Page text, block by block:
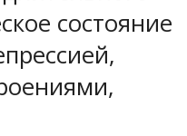
состояние